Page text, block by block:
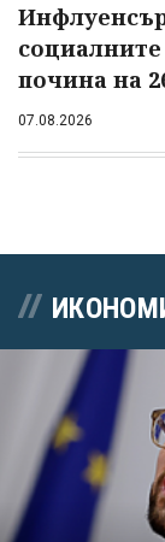
почина на
07.08.2026